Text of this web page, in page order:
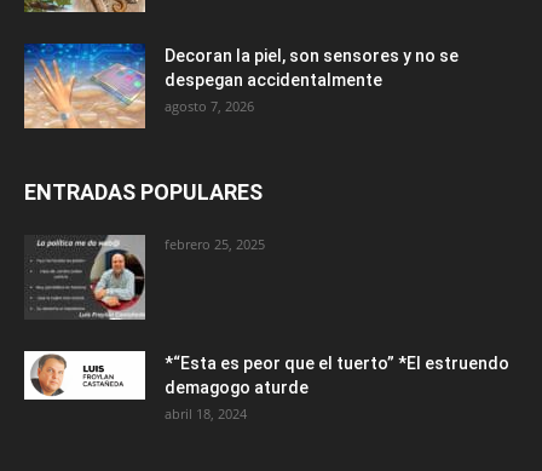
Decoran la piel, son sensores y no se
despegan accidentalmente
agosto 7, 2026
ENTRADAS POPULARES
febrero 25, 2025
*“Esta es peor que el tuerto” *El estruendo
demagogo aturde
abril 18, 2024